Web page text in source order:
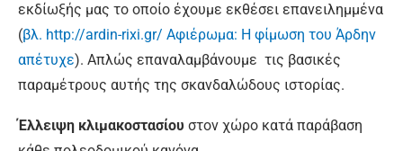
εκδίωξής μας το οποίο έχουμε εκθέσει επανειλημμένα
(βλ. http://ardin-rixi.gr/ Αφιέρωμα: Η φίμωση του Άρδην
απέτυχε). Απλώς επαναλαμβάνουμε τις βασικές
παραμέτρους αυτής της σκανδαλώδους ιστορίας.
Έλλειψη κλιμακοστασίου στον χώρο κατά παράβαση